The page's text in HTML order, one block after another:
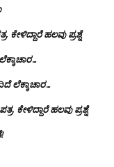
ಹಲವು ಪ್ರಶ್ನೆ
ಲೆಕ್ಕಾಚಾರ…
ಕೇಳಿದ್ದಾರೆ ಹಲವು ಪ್ರಶ್ನೆ